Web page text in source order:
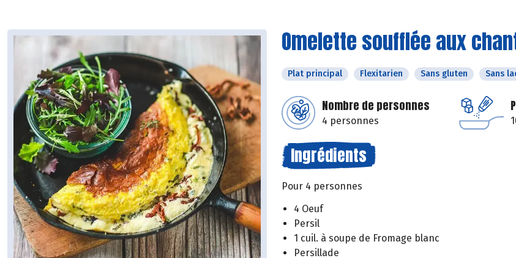
Omelette soufflée aux
Plat principal Flexitarien Sans gluten Sans
Nombre de personnes
4 personnes
Ingrédients
Pour 4 personnes
4 Oeuf
Persil
1 cuil. à soupe de Fromage blanc
Persillade